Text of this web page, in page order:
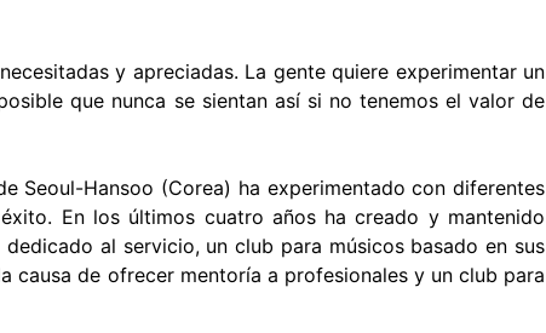
y apreciadas. La gente quiere experimentar un
que nunca se sientan así si no tenemos el valor de
Seoul-Hansoo (Corea) ha experimentado con diferentes
En los últimos cuatro años ha creado y mantenido
al servicio, un club para músicos basado en sus
causa de ofrecer mentoría a profesionales y un club para